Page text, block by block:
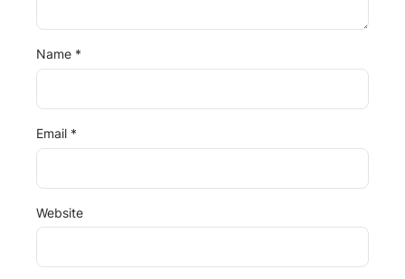
Name *
Email *
Website